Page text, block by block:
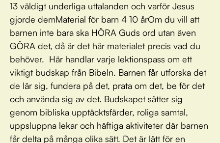
13 väldigt underliga uttalanden och varför Jesus
gjorde demMaterial för barn 4 10 årOm du vill att
barnen inte bara ska HÖRA Guds ord utan även
GÖRA det, då är det här materialet precis vad du
behöver. Här handlar varje lektionspass om ett
viktigt budskap från Bibeln. Barnen får utforska det
de lär sig, fundera på det, prata om det, be för det
och använda sig av det. Budskapet sätter sig
genom bibliska upptäcktsfärder, roliga samtal,
uppsluppna lekar och häftiga aktiviteter där barnen
får delta på många olika sätt. Det är lätt för en